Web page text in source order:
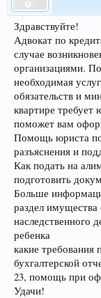
Здравствуйте!
Адвокат по
случае
организациями.
необходимая
обязательств и
квартире
поможет вам
Помощь юриста
разъяснения и
Как подать на
подготовить
Больше
раздел имущества
наследственного
ребенка
какие требования
бухгалтерской
23, помощь при
Удачи!